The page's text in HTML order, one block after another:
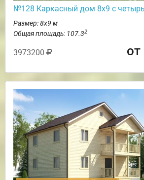
№128 Каркасный дом 8х9 с
Размер: 8х9 м
Общая площадь: 107.32
3973200